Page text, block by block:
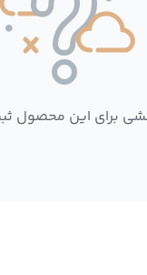
برای این محصول